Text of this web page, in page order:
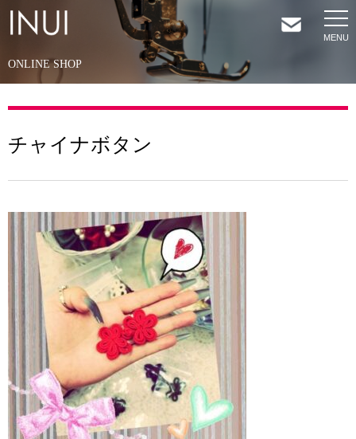
HOME
SERVICES
SHOP
CONTACT
RECRUIT
BLOG
ONLINE SHOP
チャイナボタン